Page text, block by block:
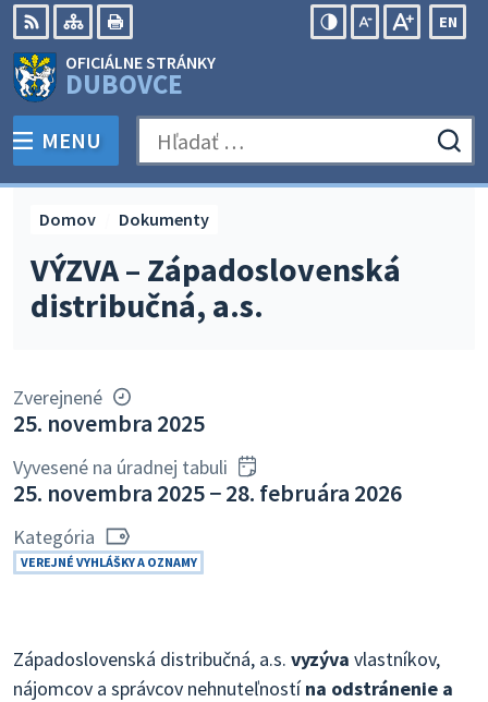
Preskočiť
na
obsah
RSS Mapa
EN
OFICIÁLNE STRÁNKY
DUBOVCE
PREPNÚŤ
MENU Hľadať:
VÝZVA – Západoslovenská
distribučná, a.s.
Domov Dokumenty
Zverejnené
25. novembra 2025
Vyvesené na úradnej tabuli
25. novembra 2025 − 28. februára 2026
Kategória
VEREJNÉ VYHLÁŠKY A OZNAMY
Západoslovenská distribučná, a.s. vyzýva vlastníkov,
nájomcov a správcov nehnuteľnostína odstránenie a